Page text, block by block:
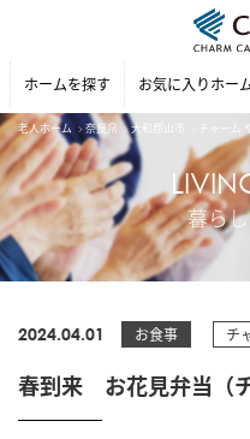
ホームを探す お気に入りホー
老人ホーム 奈良県 大和郡山市 チャーム
暮ら
2024.04.01 お食事 チ
春到来 お花見弁当（